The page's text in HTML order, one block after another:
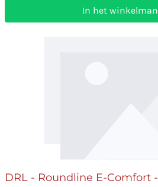
In het
DRL - Roundline E-Comfort